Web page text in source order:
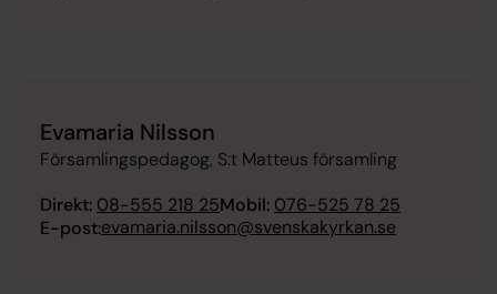
Evamaria Nilsson
Församlingspedagog, S:t Matteus församling
Direkt: 08-555 218 25Mobil: 076-525 78 25
E-post:evamaria.nilsson@svenskakyrkan.se